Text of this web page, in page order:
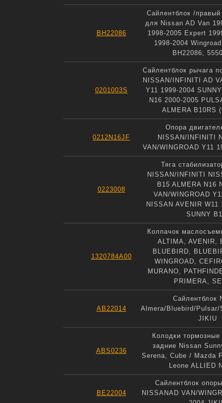
BH22086
Сайлентблок /
для Nissan AD Van
1998-2005 Expert
1998-2004
BH22086;
0201003S
Сайлентблок рычага
NISSAN/INFINITI AD
Y11 1999-2004
N16 2000-2005
ALMERA B10RS
0212N16JF
Опора
NISSAN/INFINITI
VAN/WINGROAD Y11
0223008
Тяга
NISSAN/INFINITI
B15 ALMERA N16
VAN/WINGROAD
NISSAN AVENIR W11
SUNNY
1320784A00
Колпачок
ALTIMA, AVENIR,
BLUEBIRD,
WINGROAD,
MURANO,
PRIMERA,
AB22014
Сайлентблок
Almera/Bluebird/Pulsar/
JIKIU
ABS0236
Колодки
задние Nissan
Serena, Cube / Mazda
Leone ALLIED
BE22004
Сайлентблок
NISSANAD VAN/